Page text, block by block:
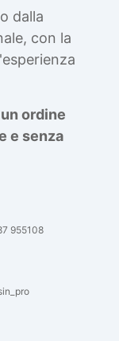
dalla
con la
ordine
e senza
955108